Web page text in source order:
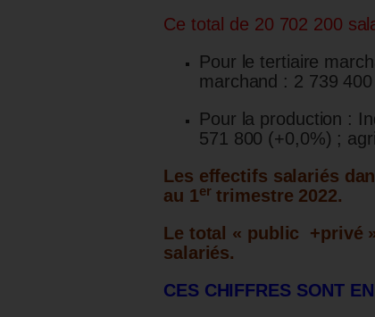
Ce total de 20 702 200
Pour le tertiaire
marchand : 2 739
Pour la production :
571 800 (+0,0%) ;
Les effectifs salariés
au 1ertrimestre 2022.
Le total « public +privé
salariés.
CES CHIFFRES SONT